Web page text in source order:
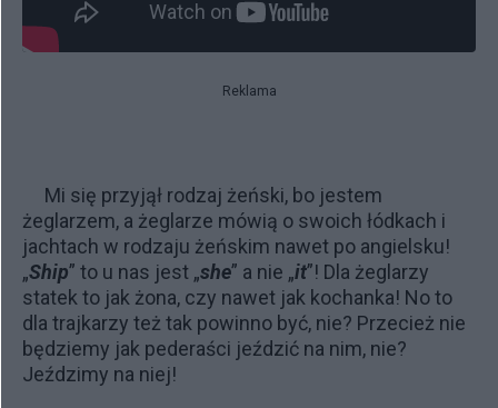
Reklama
Mi się przyjął rodzaj żeński, bo jestem
żeglarzem, a żeglarze mówią o swoich łódkach i
jachtach w rodzaju żeńskim nawet po angielsku!
„Ship” to u nas jest „she” a nie „it”! Dla żeglarzy
statek to jak żona, czy nawet jak kochanka! No to
dla trajkarzy też tak powinno być, nie? Przecież nie
będziemy jak pederaści jeździć na nim, nie?
Jeździmy na niej!